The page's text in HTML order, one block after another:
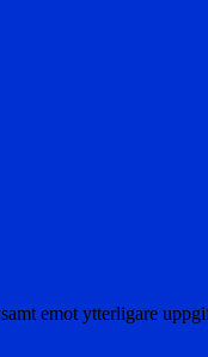
emot ytterligare